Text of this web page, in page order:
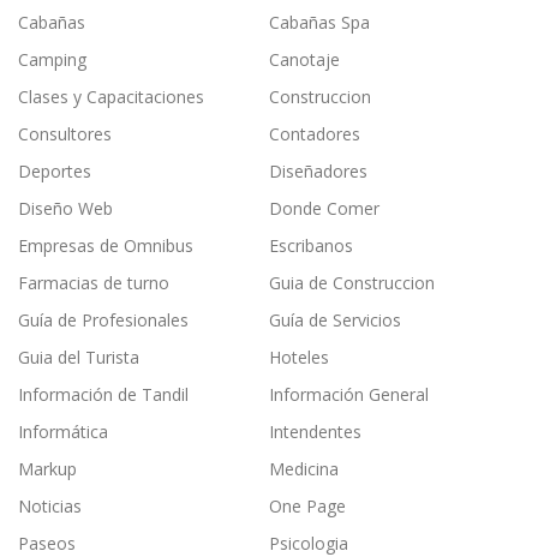
Cabañas
Cabañas Spa
Camping
Canotaje
Clases y Capacitaciones
Construccion
Consultores
Contadores
Deportes
Diseñadores
Diseño Web
Donde Comer
Empresas de Omnibus
Escribanos
Farmacias de turno
Guia de Construccion
Guía de Profesionales
Guía de Servicios
Guia del Turista
Hoteles
Información de Tandil
Información General
Informática
Intendentes
Markup
Medicina
Noticias
One Page
Paseos
Psicologia